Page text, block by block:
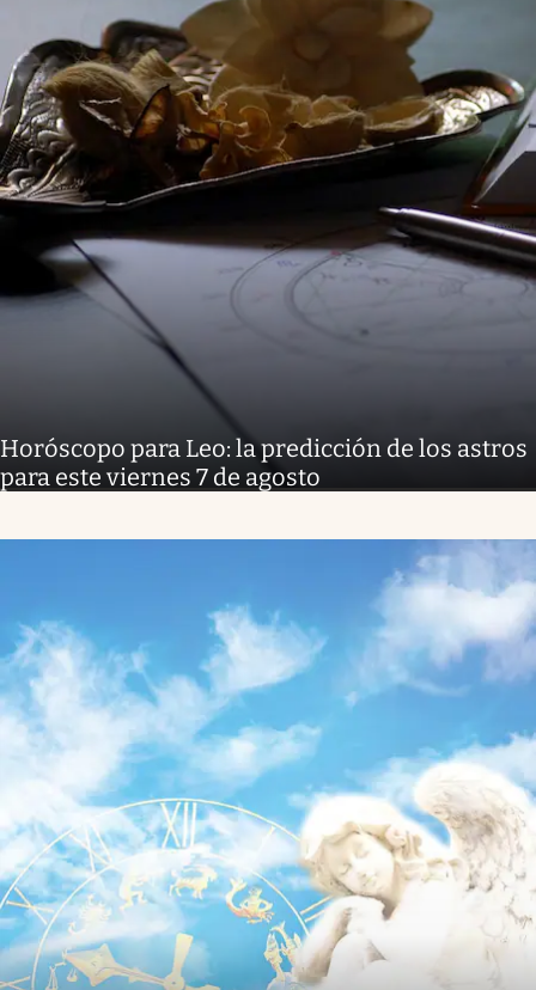
Horóscopo para Leo: la predicción de los astros
para este viernes 7 de agosto